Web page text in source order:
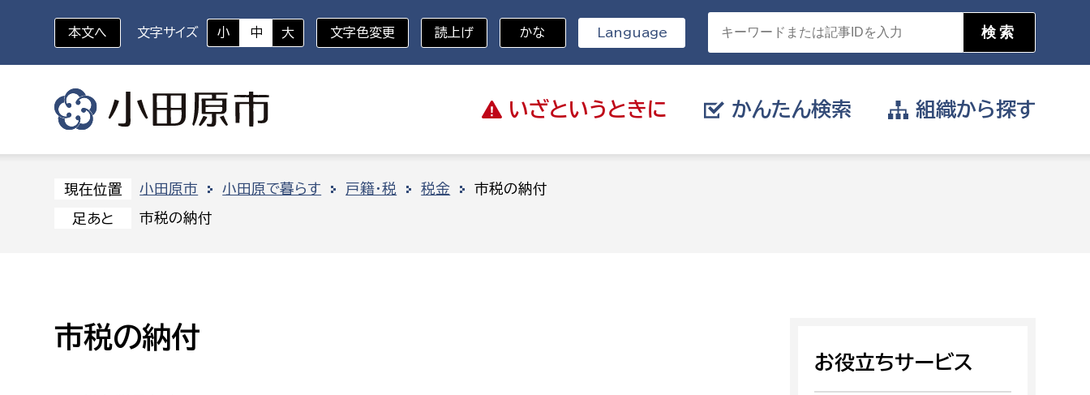
いざと いうときに
いざというときに
かんたん検索
対象者を選択
小・中学生
分野を選択
組織から探す
組織から探す
部に属さない室
コンプライアンス推進室
本文へ 文字サイズ 小 中 大 文字色変更 読上げ かな Language
現在位置 小田原市 小田原で暮らす 戸籍・税 税金 市税の納付
足あと 市税の納付
市税の納付
お役立ちサービス